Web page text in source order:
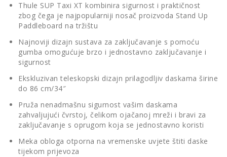
Thule SUP Taxi XT kombinira sigurnost i praktičnost
zbog čega je najpopularniji nosač proizvoda Stand Up
Paddleboard na tržištu
Najnoviji dizajn sustava za zaključavanje s pomoću
gumba omogućuje brzo i jednostavno zaključavanje i
sigurnost
Ekskluzivan teleskopski dizajn prilagodljiv daskama širine
do 86 cm/34″
Pruža nenadmašnu sigurnost vašim daskama
zahvaljujući čvrstoj, čelikom ojačanoj mreži i bravi za
zaključavanje s oprugom koja se jednostavno koristi
Meka obloga otporna na vremenske uvjete štiti daske
tijekom prijevoza